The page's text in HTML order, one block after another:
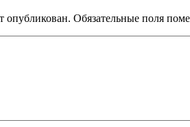
опубликован. Обязательные поля